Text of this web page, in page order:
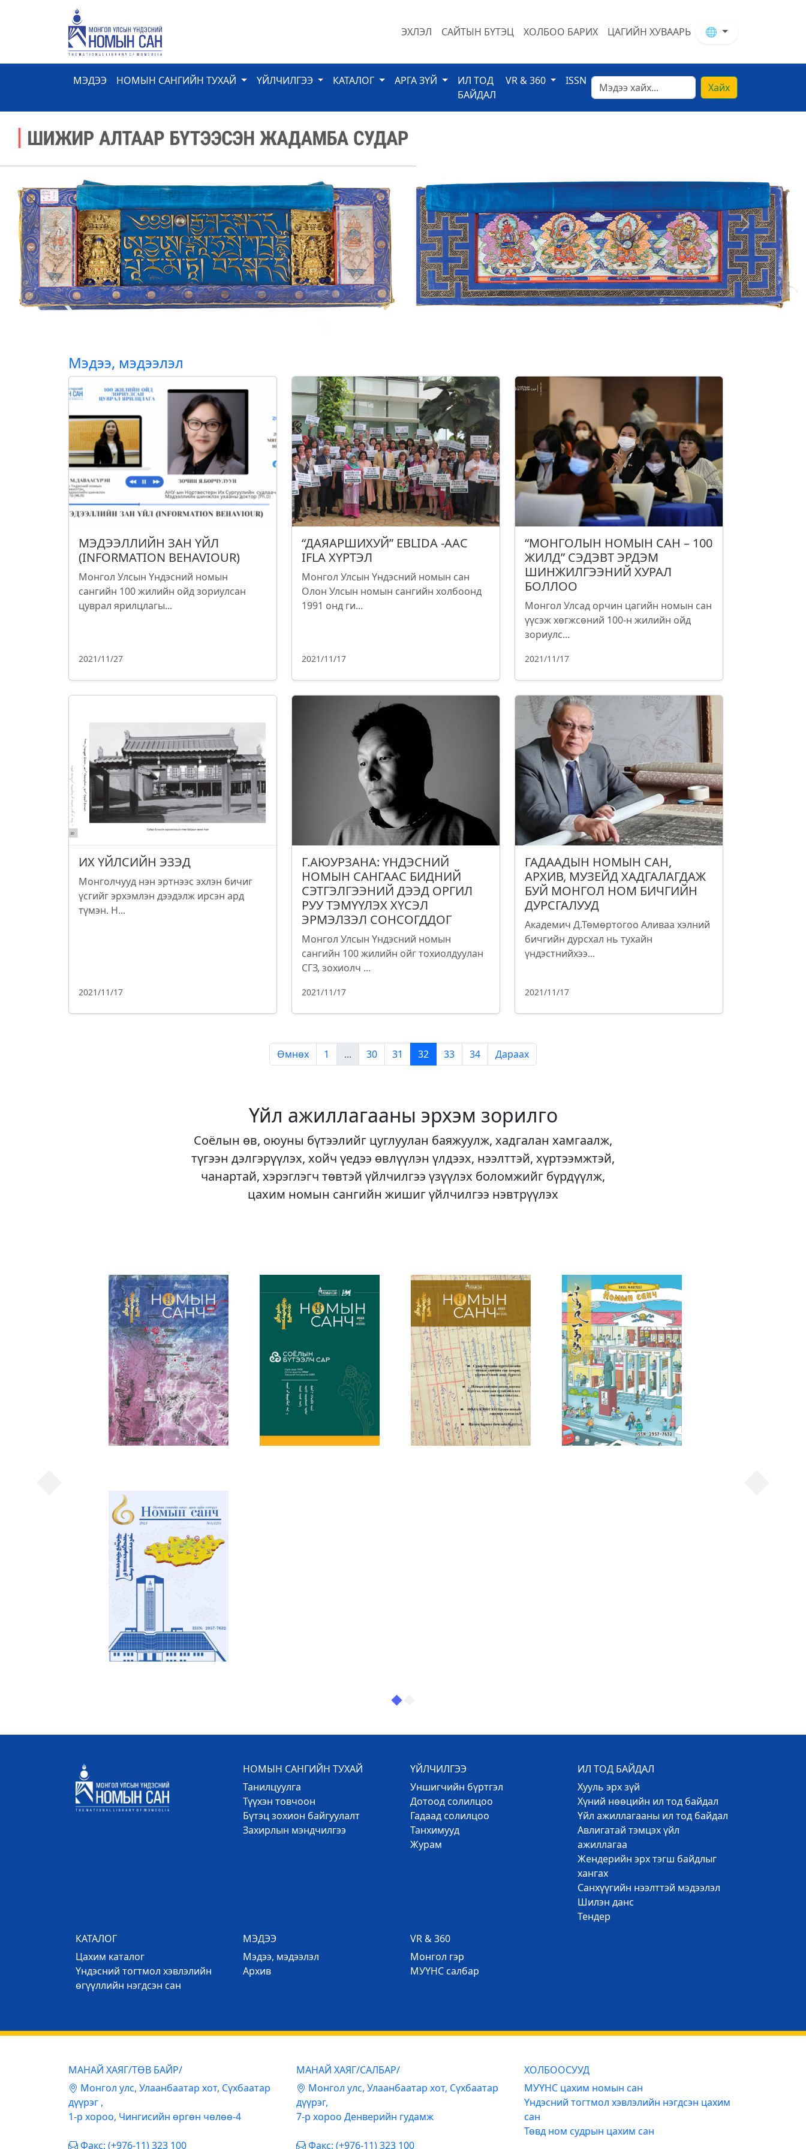
ЭХЛЭЛ САЙТЫН БҮТЭЦ ХОЛБОО БАРИХ ЦАГИЙН ХУВААРЬ 🌐
МЭДЭЭ НОМЫН САНГИЙН ТУХАЙ ҮЙЛЧИЛГЭЭ КАТАЛОГ АРГА ЗҮЙ
ИЛ ТОД
БАЙДАЛ
VR & 360 ISSN
Хайх
Previous Next
Мэдээ, мэдээлэл
МЭДЭЭЛЛИЙН ЗАН ҮЙЛ
(INFORMATION BEHAVIOUR)
Монгол Улсын Үндэсний номын
сангийн 100 жилийн ойд зориулсан
цуврал ярилцлагы...
2021/11/27
“ДАЯАРШИХУЙ” EBLIDA -ААС
IFLA ХҮРТЭЛ
Монгол Улсын Үндэсний номын сан
Олон Улсын номын сангийн холбоонд
1991 онд ги...
2021/11/17
“МОНГОЛЫН НОМЫН САН – 100
ЖИЛД” СЭДЭВТ ЭРДЭМ
ШИНЖИЛГЭЭНИЙ ХУРАЛ
БОЛЛОО
Монгол Улсад орчин цагийн номын сан
үүсэж хөгжсөний 100-н жилийн ойд
зориулс...
2021/11/17
ИХ ҮЙЛСИЙН ЭЗЭД
Монголчууд нэн эртнээс эхлэн бичиг
үсгийг эрхэмлэн дээдэлж ирсэн ард
түмэн. Н...
2021/11/17
Г.АЮУРЗАНА: ҮНДЭСНИЙ
НОМЫН САНГААС БИДНИЙ
СЭТГЭЛГЭЭНИЙ ДЭЭД ОРГИЛ
РУУ ТЭМҮҮЛЭХ ХҮСЭЛ
ЭРМЭЛЗЭЛ СОНСОГДДОГ
Монгол Улсын Үндэсний номын
сангийн 100 жилийн ойг тохиолдуулан
СГЗ, зохиолч ...
2021/11/17
ГАДААДЫН НОМЫН САН,
АРХИВ, МУЗЕЙД ХАДГАЛАГДАЖ
БУЙ МОНГОЛ НОМ БИЧГИЙН
ДУРСГАЛУУД
Академич Д.Төмөртогоо Аливаа хэлний
бичгийн дурсхал нь тухайн
үндэстнийхээ...
2021/11/17
Өмнөх 1 ... 30 31 32 33 34 Дараах
Үйл ажиллагааны эрхэм зорилго
Соёлын өв, оюуны бүтээлийг цуглуулан баяжуулж, хадгалан хамгаалж,
түгээн дэлгэрүүлэх, хойч үедээ өвлүүлэн үлдээх, нээлттэй, хүртээмжтэй,
чанартай, хэрэглэгч төвтэй үйлчилгээ үзүүлэх боломжийг бүрдүүлж,
цахим номын сангийн жишиг үйлчилгээ нэвтрүүлэх
НОМЫН САНГИЙН ТУХАЙ
Танилцуулга
Түүхэн товчоон
Бүтэц зохион байгуулалт
Захирлын мэндчилгээ
ҮЙЛЧИЛГЭЭ
Уншигчийн бүртгэл
Дотоод солилцоо
Гадаад солилцоо
Танхимууд
Журам
ИЛ ТОД БАЙДАЛ
Хууль эрх зүй
Хүний нөөцийн ил тод байдал
Үйл ажиллагааны ил тод байдал
Авлигатай тэмцэх үйл
ажиллагаа
Жендерийн эрх тэгш байдлыг
хангах
Санхүүгийн нээлттэй мэдээлэл
Шилэн данс
Тендер
КАТАЛОГ
Цахим каталог
Үндэсний тогтмол хэвлэлийн
өгүүллийн нэгдсэн сан
МЭДЭЭ
Mэдээ, мэдээлэл
Архив
VR & 360
Mонгол гэр
МУҮНС салбар
МАНАЙ ХАЯГ/ТӨВ БАЙР/
Mонгол улс, Улаанбаатар хот, Сүхбаатар
дүүрэг ,
1-р хороо, Чингисийн өргөн чөлөө-4
Факс: (+976-11) 323 100
МАНАЙ ХАЯГ/САЛБАР/
Mонгол улс, Улаанбаатар хот, Сүхбаатар
дүүрэг,
7-р хороо Денверийн гудамж
Факс: (+976-11) 323 100
ХОЛБООСУУД
МУҮНС цахим номын сан
Үндэсний тогтмол хэвлэлийн нэгдсэн цахим
сан
Төвд ном судрын цахим сан